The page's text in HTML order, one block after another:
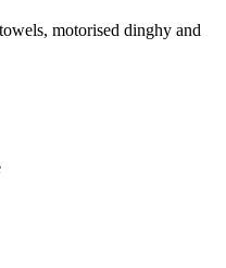
motorised dinghy and